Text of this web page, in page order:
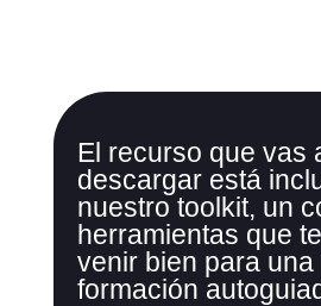
El recurso que vas
descargar está
nuestro toolkit, un
herramientas que
venir bien para
formación